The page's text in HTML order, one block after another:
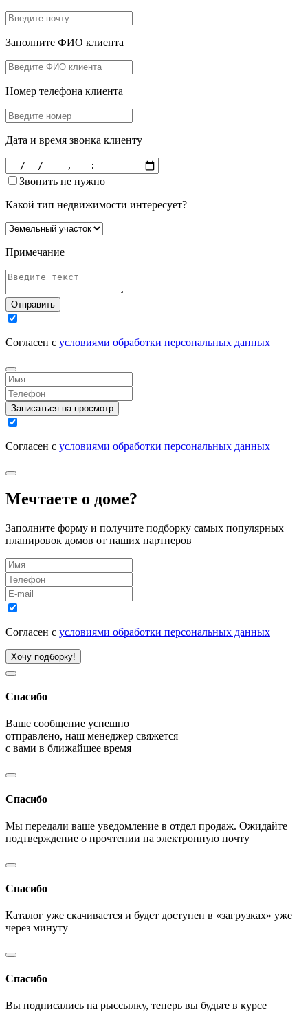
Заполните ФИО клиента
Номер телефона клиента
Дата и время звонка клиенту
Звонить не нужно
Какой тип недвижимости интересует?
Примечание
Отправить
Согласен с условиями обработки персональных данных
Записаться на просмотр
Согласен с условиями обработки персональных данных
Мечтаете о доме?
Заполните форму и получите подборку самых популярных
планировок домов от наших партнеров
Согласен с условиями обработки персональных данных
Хочу подборку!
Спасибо
Ваше сообщение успешно
отправлено, наш менеджер свяжется
с вами в ближайшее время
Спасибо
Мы передали ваше уведомление в отдел продаж. Ожидайте
подтверждение о прочтении на электронную почту
Спасибо
Каталог уже скачивается и будет доступен в «загрузках» уже
через минуту
Спасибо
Вы подписались на рыссылку, теперь вы будьте в курсе